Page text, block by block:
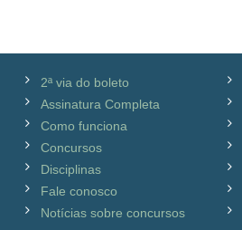
2ª via do boleto
Assinatura Completa
Como funciona
Concursos
Disciplinas
Fale conosco
Notícias sobre concursos